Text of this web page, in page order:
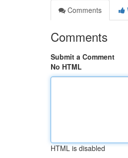
Comments
Comments
Submit a Comment
No HTML
HTML is disabled